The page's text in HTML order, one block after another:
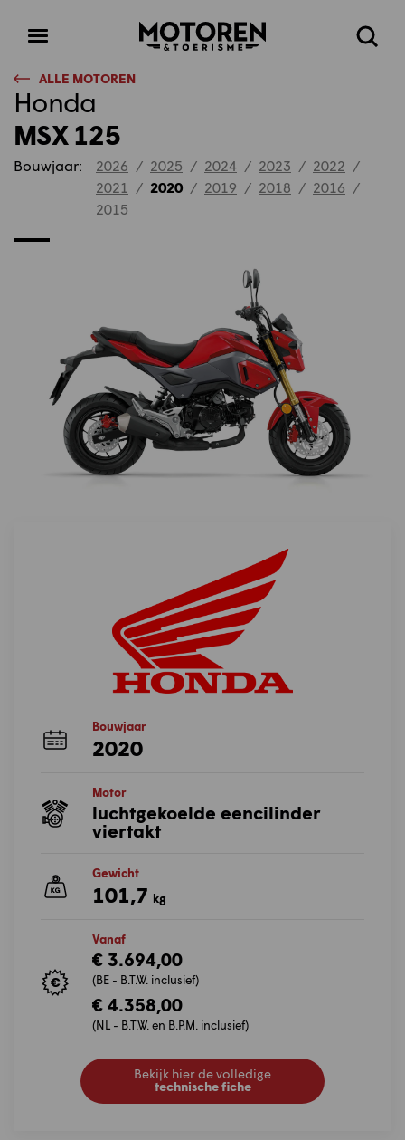
Open
Homepage Zoeken
ALLE MOTOREN
Honda
MSX 125
Bouwjaar: 2026 / 2025 / 2024 / 2023 / 2022 /
2021 / 2020 / 2019 / 2018 / 2016 /
2015
Bouwjaar
2020
Motor
luchtgekoelde eencilinder
viertakt
Gewicht
101,7 kg
Vanaf
€ 3.694,00
(BE - B.T.W. inclusief)
€ 4.358,00
(NL - B.T.W. en B.P.M. inclusief)
Bekijk hier de volledige
technische fiche